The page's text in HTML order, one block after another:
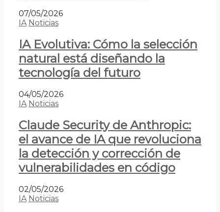
07/05/2026
IA Noticias
IA Evolutiva: Cómo la selección
natural está diseñando la
tecnología del futuro
04/05/2026
IA Noticias
Claude Security de Anthropic:
el avance de IA que revoluciona
la detección y corrección de
vulnerabilidades en código
02/05/2026
IA Noticias